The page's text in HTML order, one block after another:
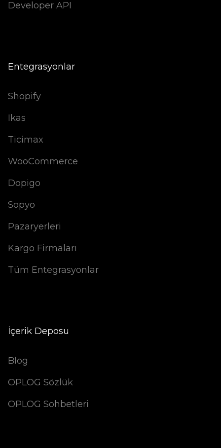
Developer API
Entegrasyonlar
Shopify
Ikas
Ticimax
WooCommerce
Dopigo
Sopyo
Pazaryerleri
Kargo Firmaları
Tüm Entegrasyonlar
İçerik Deposu
Blog
OPLOG Sözlük
OPLOG Sohbetleri